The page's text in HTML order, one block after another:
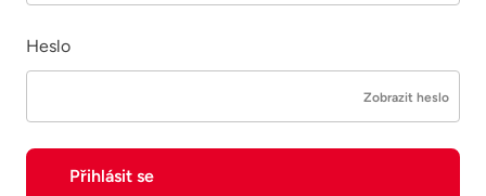
Heslo
Zobrazit heslo